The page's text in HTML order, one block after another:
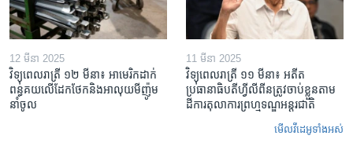
12 មីនា 2025
វិទ្យុពេលរាត្រី ១២ មីនា៖ អាមេរិក​ដាក់​
ពន្ធគយ​លើ​ដែកថែក​និង​អាលុយ​មីញ៉ូម​
នាំចូល
11 មីនា 2025
វិទ្យុពេលរាត្រី ១១ មីនា៖ អតីត​
ប្រធានាធិបតីហ្វីលីពីន​ត្រូវ​ចាប់ខ្លួនតាម
ដីការ​តុលាការ​ព្រហ្មទណ្ឌ​អន្តរជាតិ
មើល​វីដេអូ​ទាំង​អស់